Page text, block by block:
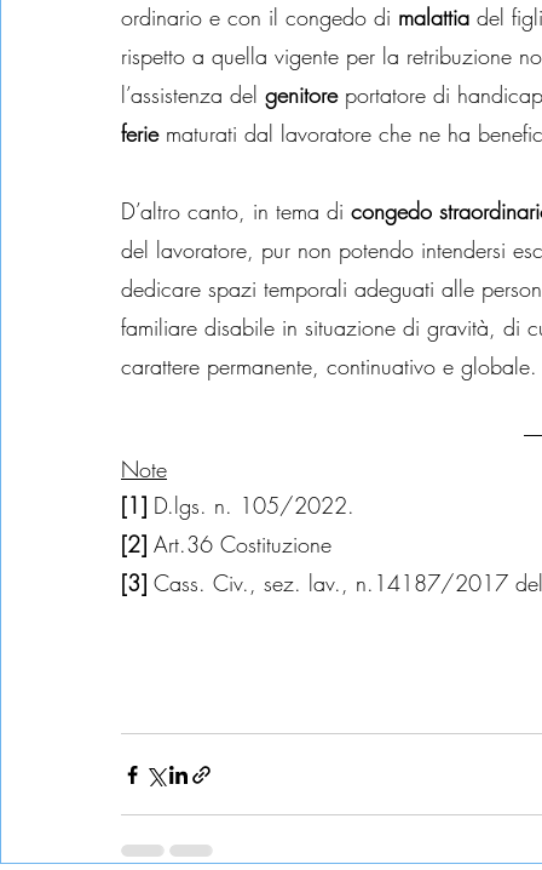
ordinario e con il congedo di malattia del
rispetto a quella vigente per la retribuzione
l’assistenza del genitore portatore di
ferie maturati dal lavoratore che ne ha
D’altro canto, in tema di congedo
del lavoratore, pur non potendo intendersi
dedicare spazi temporali adeguati alle
familiare disabile in situazione di gravità,
carattere permanente, continuativo e globale.
Note
[1] D.lgs. n. 105/2022.
[2] Art.36 Costituzione
[3] Cass. Civ., sez. lav., n.14187/2017